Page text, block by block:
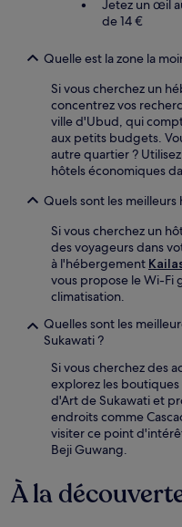
Jetez un œil
de 14 €
Quelle est la zone la
Si vous cherchez un
concentrez vos
ville d'Ubud, qui
aux petits budgets.
autre quartier ?
hôtels économiques
Quels sont les meilleurs
Si vous cherchez un
des voyageurs dans
à l'hébergement
vous propose le Wi-Fi
climatisation.
Quelles sont les
Sukawati ?
Si vous cherchez des
explorez les
d'Art de Sukawati et
endroits comme
visiter ce point
Beji Guwang.
À la